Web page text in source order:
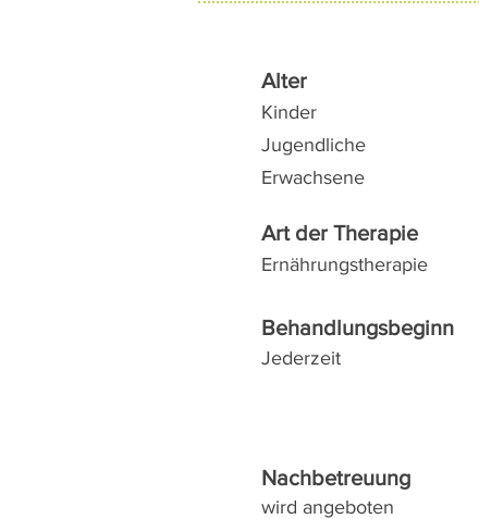
Alter
Kinder
Jugendliche
Erwachsene
Art der Therapie
Ernährungstherapie
Behandlungsbeginn
Jederzeit
wird angeboten
Nachbetreuung